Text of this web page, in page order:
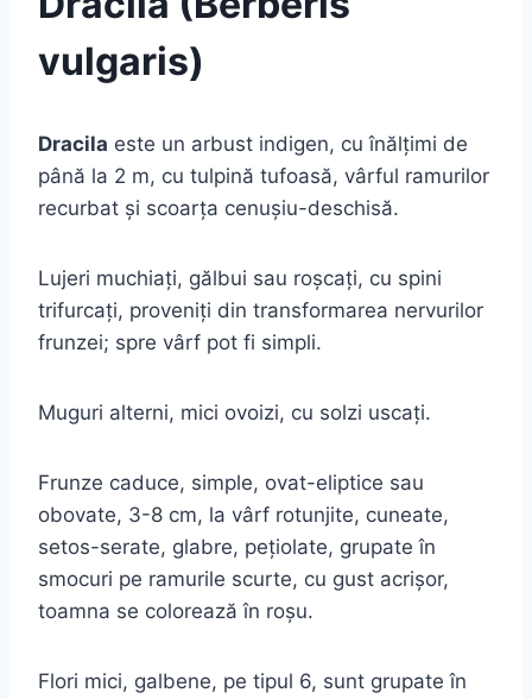
vulgaris)
Dracila este un arbust indigen, cu înălţimi de
până la 2 m, cu tulpină tufoasă, vârful ramurilor
recurbat şi scoarţa cenuşiu-deschisă.
Lujeri muchiaţi, gălbui sau roşcaţi, cu spini
trifurcaţi, proveniţi din transformarea nervurilor
frunzei; spre vârf pot fi simpli.
Muguri alterni, mici ovoizi, cu solzi uscaţi.
Frunze caduce, simple, ovat-eliptice sau
obovate, 3-8 cm, la vârf rotunjite, cuneate,
setos-serate, glabre, peţiolate, grupate în
smocuri pe ramurile scurte, cu gust acrişor,
toamna se colorează în roşu.
Flori mici, galbene, pe tipul 6, sunt grupate în